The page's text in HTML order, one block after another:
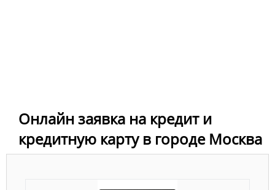
Онлайн заявка на кредит и
кредитную карту в городе Москва